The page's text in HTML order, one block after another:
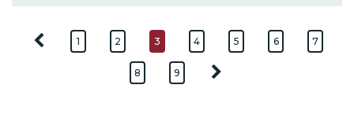
1 2 3 4 5 6 7
8 9